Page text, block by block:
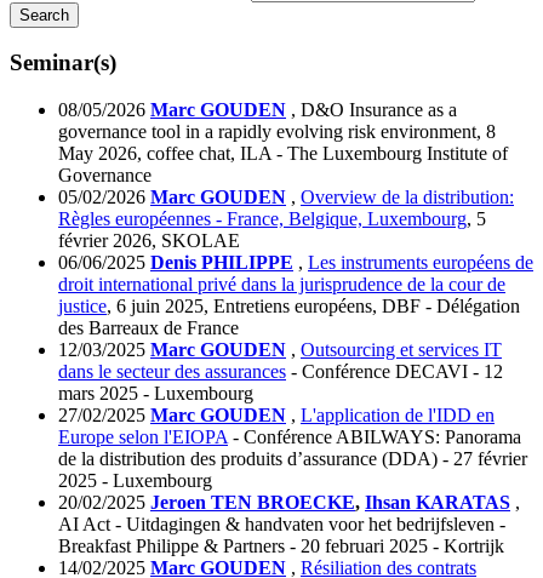
Seminar(s)
08/05/2026 Marc GOUDEN , D&O Insurance as a
governance tool in a rapidly evolving risk environment, 8
May 2026, coffee chat, ILA - The Luxembourg Institute of
Governance
05/02/2026 Marc GOUDEN , Overview de la distribution:
Règles européennes - France, Belgique, Luxembourg, 5
février 2026, SKOLAE
06/06/2025 Denis PHILIPPE , Les instruments européens de
droit international privé dans la jurisprudence de la cour de
justice, 6 juin 2025, Entretiens européens, DBF - Délégation
des Barreaux de France
12/03/2025 Marc GOUDEN , Outsourcing et services IT
dans le secteur des assurances - Conférence DECAVI - 12
mars 2025 - Luxembourg
27/02/2025 Marc GOUDEN , L'application de l'IDD en
Europe selon l'EIOPA - Conférence ABILWAYS: Panorama
de la distribution des produits d’assurance (DDA) - 27 février
2025 - Luxembourg
20/02/2025 Jeroen TEN BROECKE, Ihsan KARATAS ,
AI Act - Uitdagingen & handvaten voor het bedrijfsleven -
Breakfast Philippe & Partners - 20 februari 2025 - Kortrijk
14/02/2025 Marc GOUDEN , Résiliation des contrats